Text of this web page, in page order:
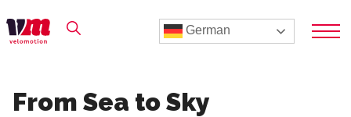
German
From Sea to Sky